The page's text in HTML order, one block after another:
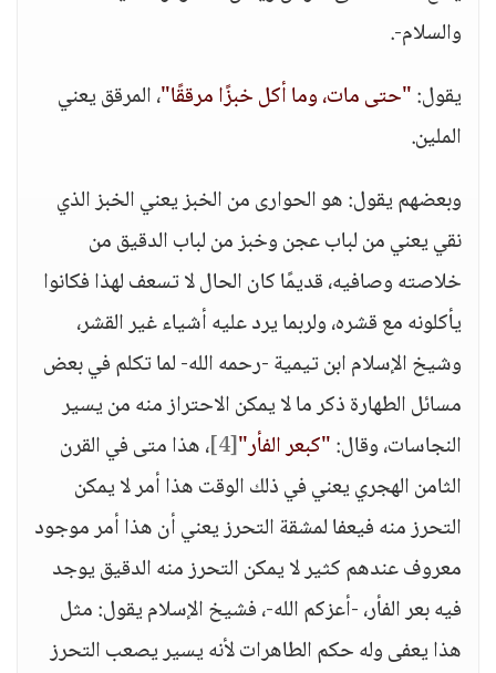
والسلام-.
يقول:"حتى مات، وما أكل خبزًا مرققًا"، المرقق يعني
الملين.
وبعضهم يقول: هو الحوارى من الخبز يعني الخبز الذي
نقي يعني من لباب عجن وخبز من لباب الدقيق من
خلاصته وصافيه، قديمًا كان الحال لا تسعف لهذا فكانوا
يأكلونه مع قشره، ولربما يرد عليه أشياء غير القشر،
وشيخ الإسلام ابن تيمية -رحمه الله- لما تكلم في بعض
مسائل الطهارة ذكر ما لا يمكن الاحتراز منه من يسير
النجاسات، وقال:"كبعر الفأر"[4] ، هذا متى في القرن
الثامن الهجري يعني في ذلك الوقت هذا أمر لا يمكن
التحرز منه فيعفا لمشقة التحرز يعني أن هذا أمر موجود
معروف عندهم كثير لا يمكن التحرز منه الدقيق يوجد
فيه بعر الفأر، -أعزكم الله-، فشيخ الإسلام يقول: مثل
هذا يعفى وله حكم الطاهرات لأنه يسير يصعب التحرز